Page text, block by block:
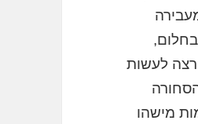
רצה לעשות
מישהו